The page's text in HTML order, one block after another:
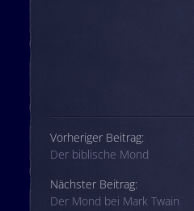
Beitrags-Navigation
Vorheriger Beitrag:
Der biblische Mond
Nächster Beitrag:
Der Mond bei Mark Twain